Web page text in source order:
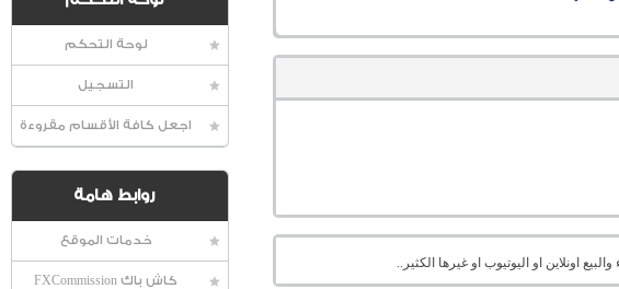
لوحة التحكم
التسجيل
اجعل كافة الأقسام مقروءة
روابط هامة
خدمات الموقع
كاش باك FXCommission
اونلاين او اليوتيوب او غيرها الكثير..